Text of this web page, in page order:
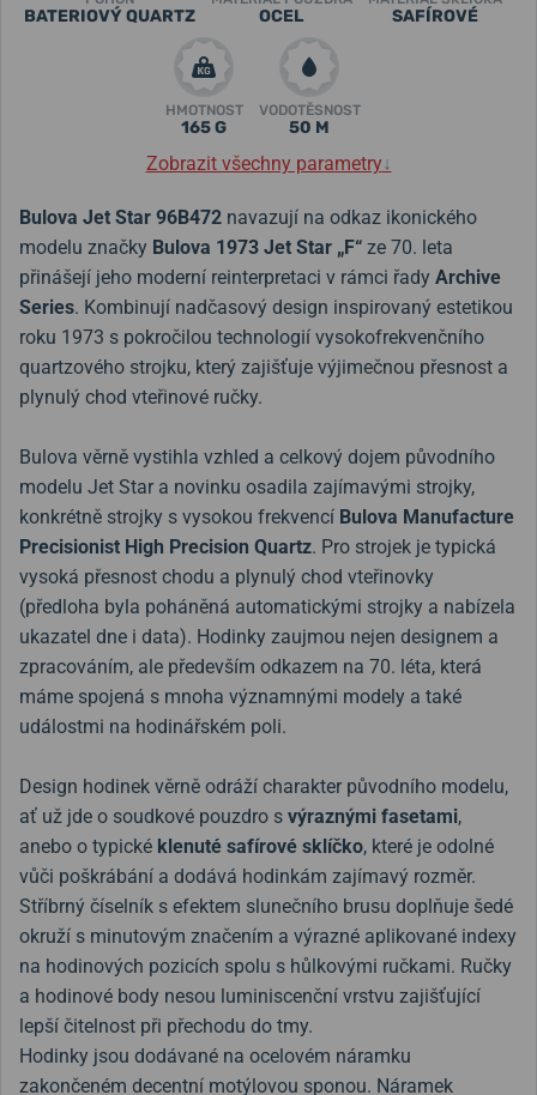
BATERIOVÝ QUARTZ OCEL SAFÍROVÉ
HMOTNOST
165 G
VODOTĚSNOST
50 M
Zobrazit všechny parametry↓
Bulova Jet Star 96B472 navazují na odkaz ikonického
modelu značky Bulova 1973 Jet Star „F“ ze 70. leta
přinášejí jeho moderní reinterpretaci v rámci řady Archive
Series. Kombinují nadčasový design inspirovaný estetikou
roku 1973 s pokročilou technologií vysokofrekvenčního
quartzového strojku, který zajišťuje výjimečnou přesnost a
plynulý chod vteřinové ručky.
Bulova věrně vystihla vzhled a celkový dojem původního
modelu Jet Star a novinku osadila zajímavými strojky,
konkrétně strojky s vysokou frekvencí Bulova Manufacture
Precisionist High Precision Quartz. Pro strojek je typická
vysoká přesnost chodu a plynulý chod vteřinovky
(předloha byla poháněná automatickými strojky a nabízela
ukazatel dne i data). Hodinky zaujmou nejen designem a
zpracováním, ale především odkazem na 70. léta, která
máme spojená s mnoha významnými modely a také
událostmi na hodinářském poli.
Design hodinek věrně odráží charakter původního modelu,
ať už jde o soudkové pouzdro s výraznými fasetami,
anebo o typické klenuté safírové sklíčko, které je odolné
vůči poškrábání a dodává hodinkám zajímavý rozměr.
Stříbrný číselník s efektem slunečního brusu doplňuje šedé
okruží s minutovým značením a výrazné aplikované indexy
na hodinových pozicích spolu s hůlkovými ručkami. Ručky
a hodinové body nesou luminiscenční vrstvu zajišťující
lepší čitelnost při přechodu do tmy.
Hodinky jsou dodávané na ocelovém náramku
zakončeném decentní motýlovou sponou. Náramek